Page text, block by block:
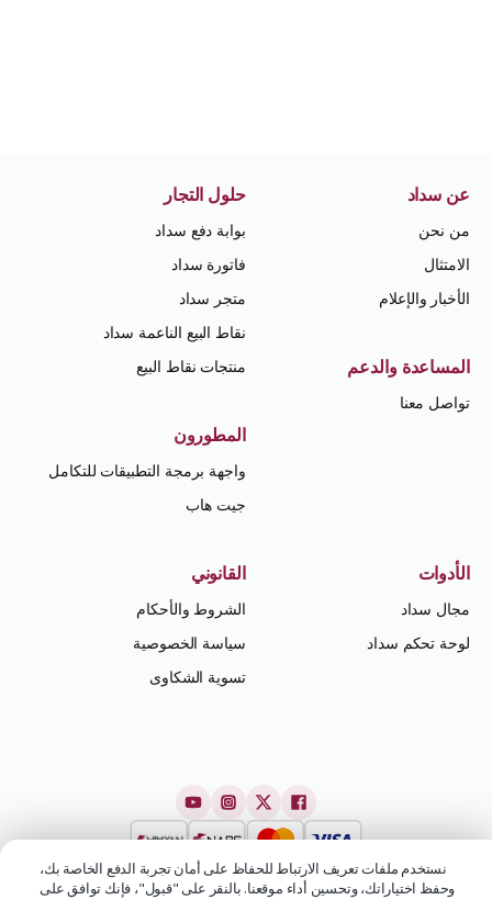
عن سداد
من نحن
الامتثال
الأخبار والإعلام
المساعدة والدعم
تواصل معنا
حلول التجار
بوابة دفع سداد
فاتورة سداد
متجر سداد
نقاط البيع الناعمة سداد
منتجات نقاط البيع
المطورون
واجهة برمجة التطبيقات للتكامل
جيت هاب
الأدوات
مجال سداد
لوحة تحكم سداد
القانوني
الشروط والأحكام
سياسة الخصوصية
تسوية الشكاوى
نستخدم ملفات تعريف الارتباط للحفاظ على أمان تجربة الدفع الخاصة بك،
وحفظ اختياراتك، وتحسين أداء موقعنا. بالنقر على "قبول"، فإنك توافق على